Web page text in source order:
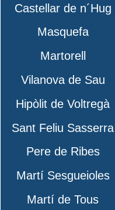
Castellar de n´Hug
Masquefa
Martorell
Vilanova de Sau
Hipòlit de Voltregà
Sant Feliu Sasserra
Pere de Ribes
Martí Sesgueioles
Martí de Tous